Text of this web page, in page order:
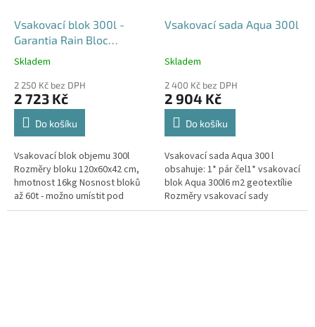
Vsakovací blok 300l -
Garantia Rain Bloc
Compact
Průměrné
produktu
je
4,5
hvězdiček.
Skladem
2 250 Kč bez DPH
2 723 Kč
Do košíku
Vsakovací blok objemu 300l
Rozměry bloku 120x60x42 cm,
hmotnost 16kg Nosnost bloků
až 60t - možno umístit pod
parkovací stání, komunikace,
Vsakovací sada Aqua 300l
Průměrné
produktu
je
5,0
hvězdiček.
Skladem
2 400 Kč bez DPH
2 904 Kč
Do košíku
Vsakovací sada Aqua 300 l
obsahuje: 1* pár čel1* vsakovací
blok Aqua 300l6 m2 geotextílie
Rozměry vsakovací sady
120x80x52 cm Nosnost bloků až